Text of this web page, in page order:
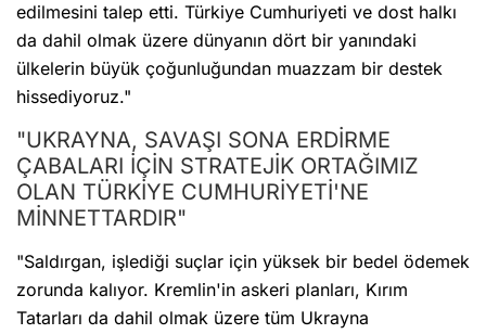
edilmesini talep etti. Türkiye Cumhuriyeti ve dost halkı
da dahil olmak üzere dünyanın dört bir yanındaki
ülkelerin büyük çoğunluğundan muazzam bir destek
hissediyoruz."
"UKRAYNA, SAVAŞI SONA ERDİRME
ÇABALARI İÇİN STRATEJİK ORTAĞIMIZ
OLAN TÜRKİYE CUMHURİYETİ'NE
MİNNETTARDIR"
"Saldırgan, işlediği suçlar için yüksek bir bedel ödemek
zorunda kalıyor. Kremlin'in askeri planları, Kırım
Tatarları da dahil olmak üzere tüm Ukrayna